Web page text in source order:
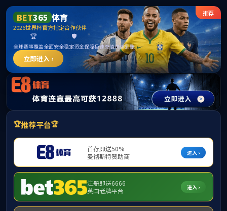
欢迎访问2026年8月7日12:20:18
公司概况 团队队伍 公司产品